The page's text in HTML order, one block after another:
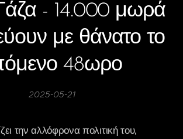
- 14.000 μωρά
με θάνατο το
48ωρο
2025-05-21
την αλλόφρονα πολιτική του,